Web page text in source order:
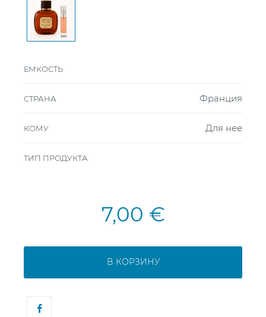
ЕМКОСТЬ
СТРАНА Франция
КОМУ Для нее
ТИП ПРОДУКТА
7,00 €
В КОРЗИНУ